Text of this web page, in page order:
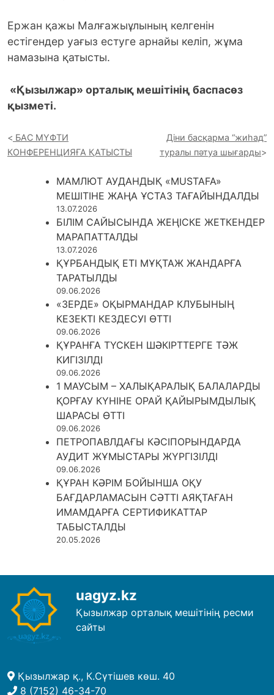
Ержан қажы Малғажыұлының келгенін
естігендер уағыз естуге арнайы келіп, жұма
намазына қатысты.
«Қызылжар» орталық мешітінің баспасөз
қызметі.
БАС МҮФТИ
КОНФЕРЕНЦИЯҒА ҚАТЫСТЫ
Діни басқарма “жиһад”
туралы пәтуа шығарды
МАМЛЮТ АУДАНДЫҚ «MUSTAFA»
МЕШІТІНЕ ЖАҢА ҰСТАЗ ТАҒАЙЫНДАЛДЫ
13.07.2026
БІЛІМ САЙЫСЫНДА ЖЕҢІСКЕ ЖЕТКЕНДЕР
МАРАПАТТАЛДЫ
13.07.2026
ҚҰРБАНДЫҚ ЕТІ МҰҚТАЖ ЖАНДАРҒА
ТАРАТЫЛДЫ
09.06.2026
«ЗЕРДЕ» ОҚЫРМАНДАР КЛУБЫНЫҢ
КЕЗЕКТІ КЕЗДЕСУІ ӨТТІ
09.06.2026
ҚҰРАНҒА ТҮСКЕН ШӘКІРТТЕРГЕ ТӘЖ
КИГІЗІЛДІ
09.06.2026
1 МАУСЫМ – ХАЛЫҚАРАЛЫҚ БАЛАЛАРДЫ
ҚОРҒАУ КҮНІНЕ ОРАЙ ҚАЙЫРЫМДЫЛЫҚ
ШАРАСЫ ӨТТІ
09.06.2026
ПЕТРОПАВЛДАҒЫ КӘСІПОРЫНДАРДА
АУДИТ ЖҰМЫСТАРЫ ЖҮРГІЗІЛДІ
09.06.2026
ҚҰРАН КӘРІМ БОЙЫНША ОҚУ
БАҒДАРЛАМАСЫН СӘТТІ АЯҚТАҒАН
ИМАМДАРҒА СЕРТИФИКАТТАР
ТАБЫСТАЛДЫ
20.05.2026
uagyz.kz
Қызылжар орталық мешітінің ресми
сайты
Қызылжар қ., К.Сүтішев көш. 40
8 (7152) 46-34-70